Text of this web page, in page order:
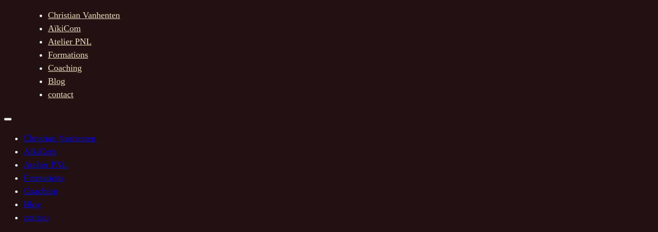
Christian Vanhenten
AïkiCom
Atelier PNL
Formations
Coaching
Blog
contact
Christian Vanhenten
AïkiCom
Atelier PNL
Formations
Coaching
Blog
contact